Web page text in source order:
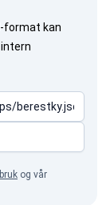
format kan
og vår